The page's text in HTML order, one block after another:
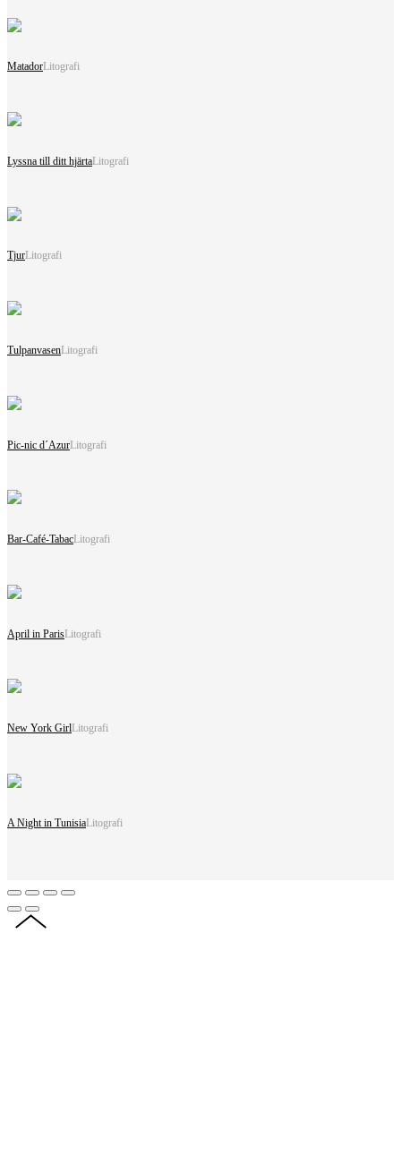
MatadorLitografi
Lyssna till ditt hjärtaLitografi
TjurLitografi
TulpanvasenLitografi
Pic-nic d´AzurLitografi
Bar-Café-TabacLitografi
April in ParisLitografi
New York GirlLitografi
A Night in TunisiaLitografi